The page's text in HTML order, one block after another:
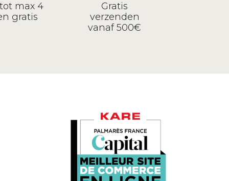
max 4
gratis
Gratis
verzenden
vanaf 500€